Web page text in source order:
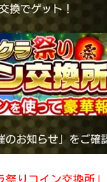
祭りコイン交換所」